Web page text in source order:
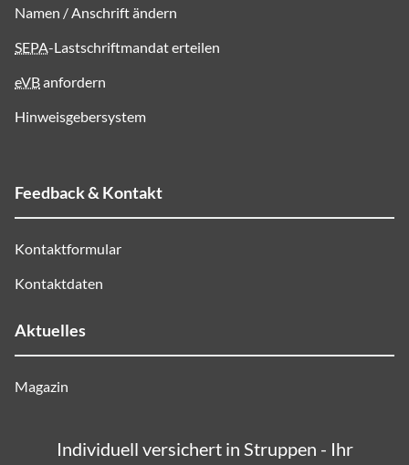
Namen / Anschrift ändern
SEPA-Lastschriftmandat erteilen
eVBanfordern
Hinweisgebersystem
Feedback & Kontakt
Kontaktformular
Kontaktdaten
Aktuelles
Magazin
Individuell versichert in Struppen - Ihr